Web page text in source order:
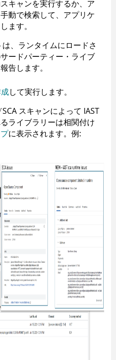
キャンを実行するか、ア
動で検索して、アプリケ
ます。
、ランタイムにロードさ
ードパーティー・ライブ
告します。
して実行します。
SCA スキャンによって IAST
ライブラリーは相関付け
に表示されます。例: